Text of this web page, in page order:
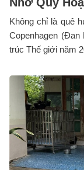
Không chỉ là quê
Copenhagen
trúc Thế giới năm